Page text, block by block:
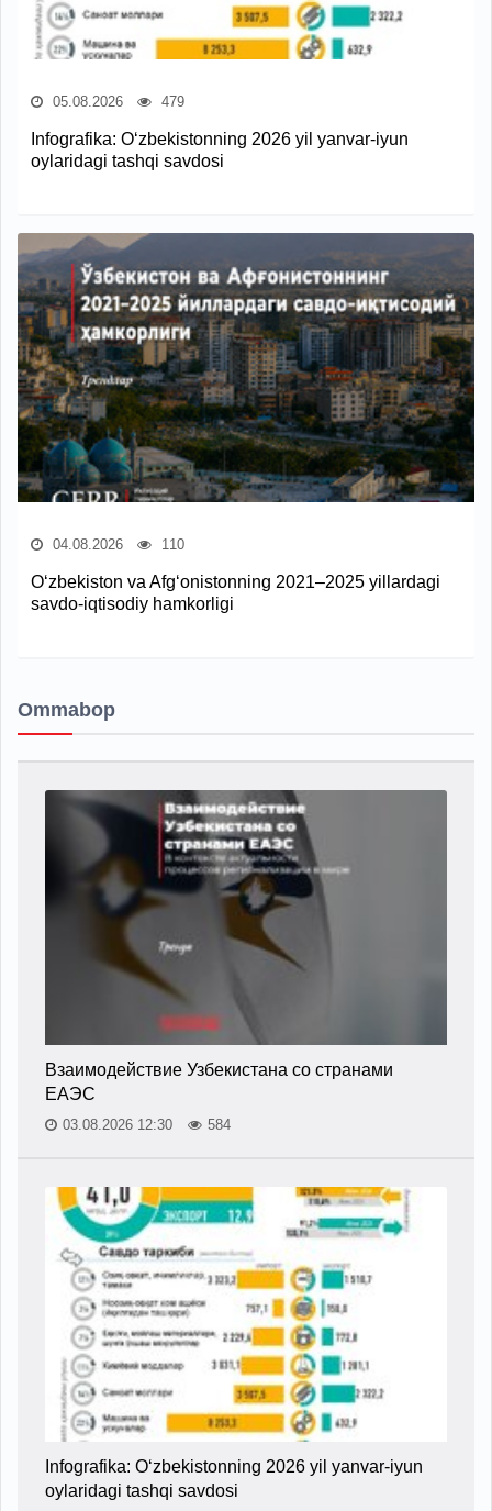
05.08.2026 479
Infografika: O‘zbekistonning 2026 yil yanvar-iyun
oylaridagi tashqi savdosi
04.08.2026 110
O‘zbekiston va Afg‘onistonning 2021–2025 yillardagi
savdo-iqtisodiy hamkorligi
Ommabop
Взаимодействие Узбекистана со странами
ЕАЭС
03.08.2026 12:30 584
Infografika: O‘zbekistonning 2026 yil yanvar-iyun
oylaridagi tashqi savdosi